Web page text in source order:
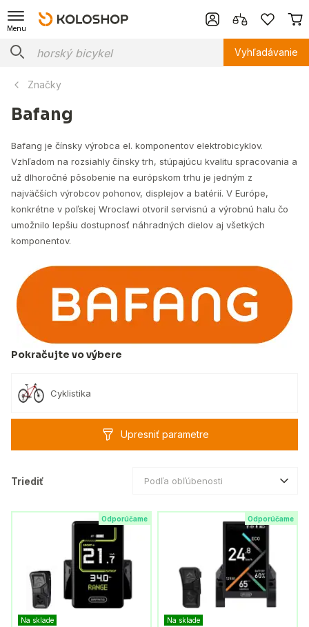
Menu
Vyhľadávanie
Značky
Bafang
Bafang je čínsky výrobca el. komponentov elektrobicyklov.
Vzhľadom na rozsiahly čínsky trh, stúpajúcu kvalitu spracovania a
už dlhoročné pôsobenie na európskom trhu je jedným z
najväčších výrobcov pohonov, displejov a batérií. V Európe,
konkrétne v poľskej Wroclawi otvoril servisnú a výrobnú halu čo
umožnilo lepšiu dostupnosť náhradných dielov aj všetkých
komponentov.
Pokračujte vo výbere
Cyklistika
Upresniť parametre
Triediť Podľa obľúbenosti
Odporúčame
Na sklade
Odporúčame
Na sklade